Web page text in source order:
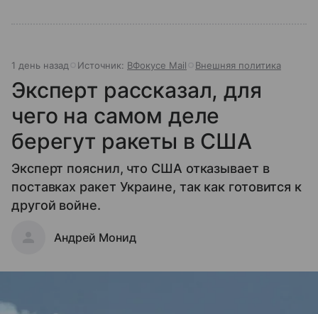
1 день назад Источник: ВФокусе Mail Внешняя политика
Эксперт рассказал, для
чего на самом деле
берегут ракеты в США
Эксперт пояснил, что США отказывает в
поставках ракет Украине, так как готовится к
другой войне.
Андрей Монид